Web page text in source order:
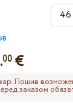
00€
Пошив
заказом